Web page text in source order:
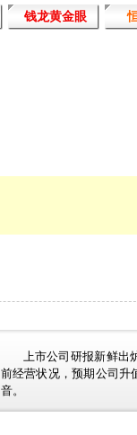
上市公司研报新鲜出
前经营状况，预期公司升
音。